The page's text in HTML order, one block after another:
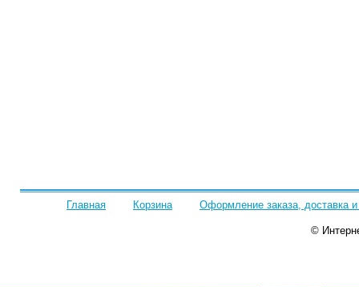
Главная Корзина Оформление заказа, доставка
©